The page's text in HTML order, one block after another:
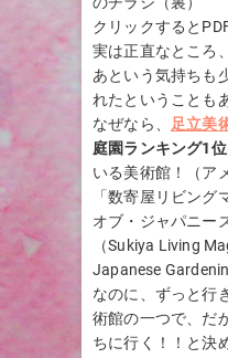
クリックすると
実は正直なところ
あという気持ちも
れたということも
なぜなら、
足立美
庭園ランキング1
いる美術館！（ア
「数寄屋リビング
オブ・ジャパニー
（Sukiya Living
Japanese
なのに、ずっと行
術館の一つで、だ
ちに行く！！と決